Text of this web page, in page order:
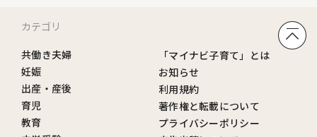
カテゴリ
共働き夫婦
妊娠
出産・産後
育児
教育
「マイナビ子育て」とは
お知らせ
利用規約
著作権と転載について
プライバシーポリシー